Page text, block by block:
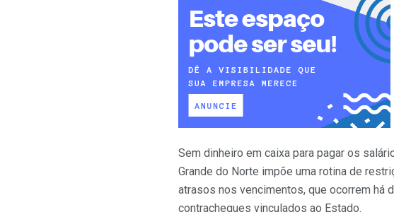
Sem dinheiro em caixa para pagar os
Grande do Norte impõe uma rotina de
atrasos nos vencimentos, que ocorrem há
contracheques vinculados ao Estado.